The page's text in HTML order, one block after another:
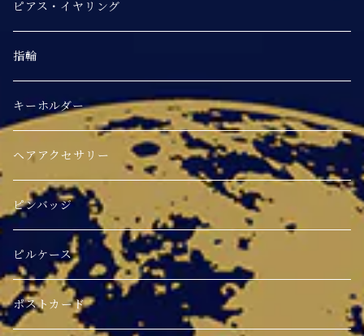
ピアス・イヤリング
指輪
キーホルダー
ヘアアクセサリー
ピンバッジ
ピルケース
ポストカード